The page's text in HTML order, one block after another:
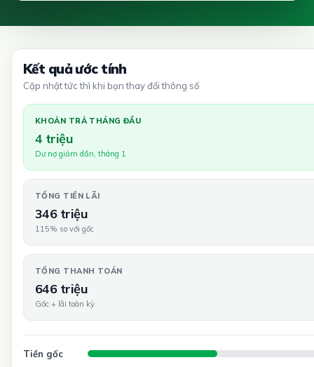
Kết quả ước tính
Cập nhật tức thì khi bạn thay đổi thông số
KHOẢN TRẢ THÁNG ĐẦU
4 triệu
Dư nợ giảm dần, tháng 1
TỔNG TIỀN LÃI
346 triệu
115% so với gốc
TỔNG THANH TOÁN
646 triệu
Gốc + lãi toàn kỳ
Tiền gốc